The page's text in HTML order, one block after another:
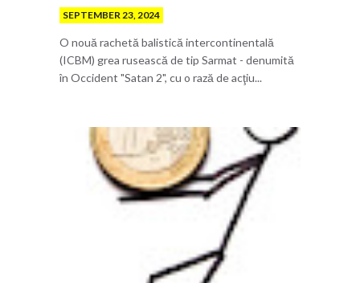
SEPTEMBER 23, 2024
O nouă rachetă balistică intercontinentală
(ICBM) grea rusească de tip Sarmat - denumită
în Occident "Satan 2", cu o rază de acţiu...